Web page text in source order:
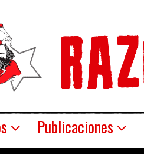
Publicaciones